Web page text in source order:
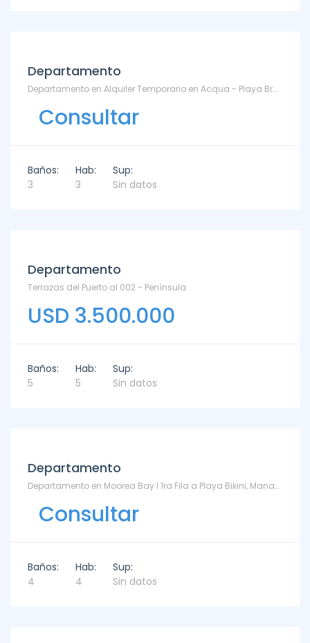
Departamento
Departamento en Alquiler Temporario en Acqua - Playa Brava
Consultar
Baños:
3
Hab:
3
Sup:
Sin datos
Departamento
Terrazas del Puerto al 002 - Península
USD 3.500.000
Baños:
5
Hab:
5
Sup:
Sin datos
Departamento
Departamento en Moorea Bay I 1ra Fila a Playa Bikini, Manantiales en Venta y Alquiler - TM6871000 - Bikini
Consultar
Baños:
4
Hab:
4
Sup:
Sin datos